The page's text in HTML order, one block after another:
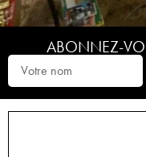
ABONNEZ-